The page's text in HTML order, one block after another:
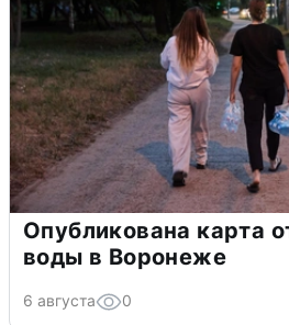
Опубликована карта
воды в Воронеже
6 августа 0